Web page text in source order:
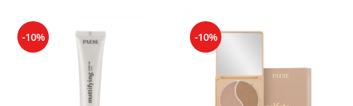
-10% -10%